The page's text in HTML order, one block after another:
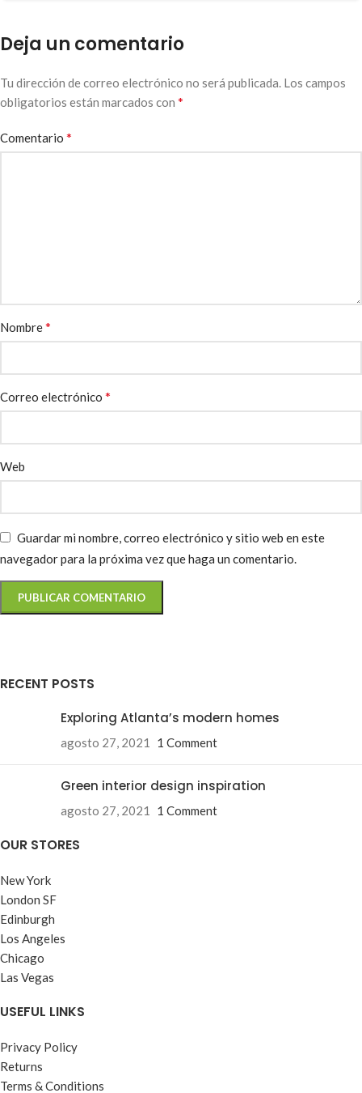
Deja un comentario
Tu dirección de correo electrónico no será publicada. Los campos
obligatorios están marcados con *
Comentario *
Nombre*
Correo electrónico *
Web
Guardar mi nombre, correo electrónico y sitio web en este
navegador para la próxima vez que haga un comentario.
RECENT POSTS
Exploring Atlanta’s modern homes
agosto 27, 2021 1 Comment
Green interior design inspiration
agosto 27, 2021 1 Comment
OUR STORES
New York
London SF
Edinburgh
Los Angeles
Chicago
Las Vegas
USEFUL LINKS
Privacy Policy
Returns
Terms & Conditions